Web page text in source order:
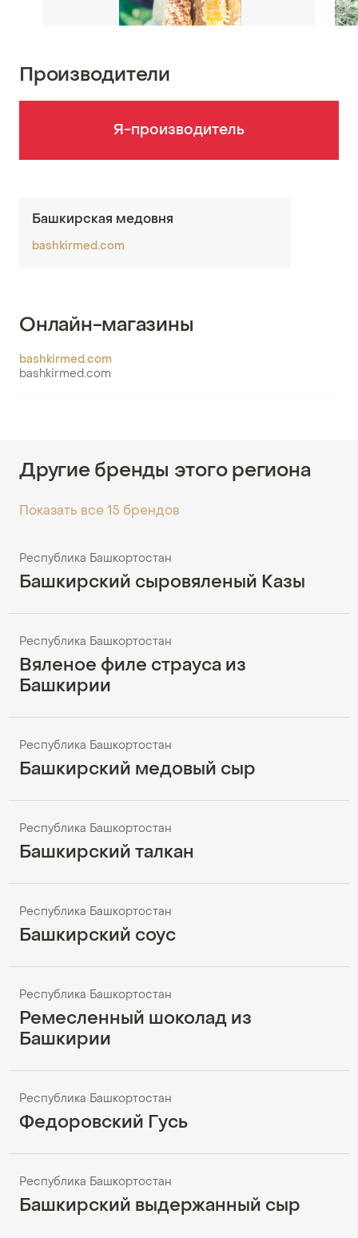
Производители
Я-производитель
Башкирская медовня
bashkirmed.com
Онлайн-магазины
bashkirmed.com
bashkirmed.com
Другие бренды этого региона
Показать все 15 брендов
Республика Башкортостан
Башкирский сыровяленый Казы
Республика Башкортостан
Вяленое филе страуса из
Башкирии
Республика Башкортостан
Башкирский медовый сыр
Республика Башкортостан
Башкирский талкан
Республика Башкортостан
Башкирский соус
Республика Башкортостан
Ремесленный шоколад из
Башкирии
Республика Башкортостан
Федоровский Гусь
Республика Башкортостан
Башкирский выдержанный сыр